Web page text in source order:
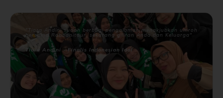
"Tiara Andini sudah berbagi pengalaman menakjubkan umroh
bersama Rabbanitour, sekarang giliran Anda dan Keluarga"
Tiara Andini - Finalis Indonesian Idol